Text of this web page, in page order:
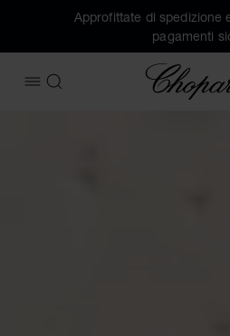
Approfittate di spedizione
pagamenti
APRIRE IL MENU
CERCA